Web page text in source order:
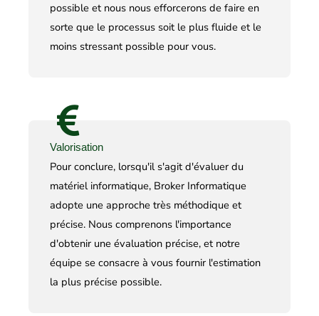
possible et nous nous efforcerons de faire en
sorte que le processus soit le plus fluide et le
moins stressant possible pour vous.
Valorisation
Pour conclure, lorsqu'il s'agit d'évaluer du
matériel informatique, Broker Informatique
adopte une approche très méthodique et
précise. Nous comprenons l'importance
d'obtenir une évaluation précise, et notre
équipe se consacre à vous fournir l'estimation
la plus précise possible.